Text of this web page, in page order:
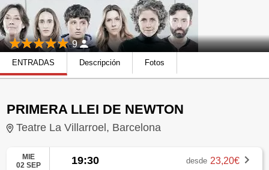
9
ENTRADAS Descripción Fotos
PRIMERA LLEI DE NEWTON
Teatre La Villarroel, Barcelona
MIE
02 SEP
19:30 desde 23,20€